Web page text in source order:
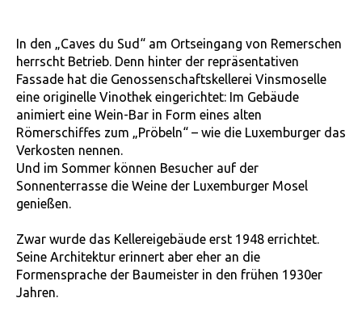
In den „Caves du Sud“ am Ortseingang von Remerschen
herrscht Betrieb. Denn hinter der repräsentativen
Fassade hat die Genossenschaftskellerei Vinsmoselle
eine originelle Vinothek eingerichtet: Im Gebäude
animiert eine Wein-Bar in Form eines alten
Römerschiffes zum „Pröbeln“ – wie die Luxemburger das
Verkosten nennen.
Und im Sommer können Besucher auf der
Sonnenterrasse die Weine der Luxemburger Mosel
genießen.
Zwar wurde das Kellereigebäude erst 1948 errichtet.
Seine Architektur erinnert aber eher an die
Formensprache der Baumeister in den frühen 1930er
Jahren.